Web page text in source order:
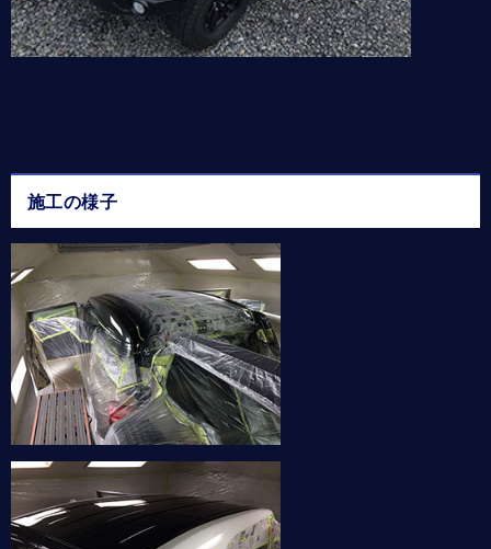
施工の様子